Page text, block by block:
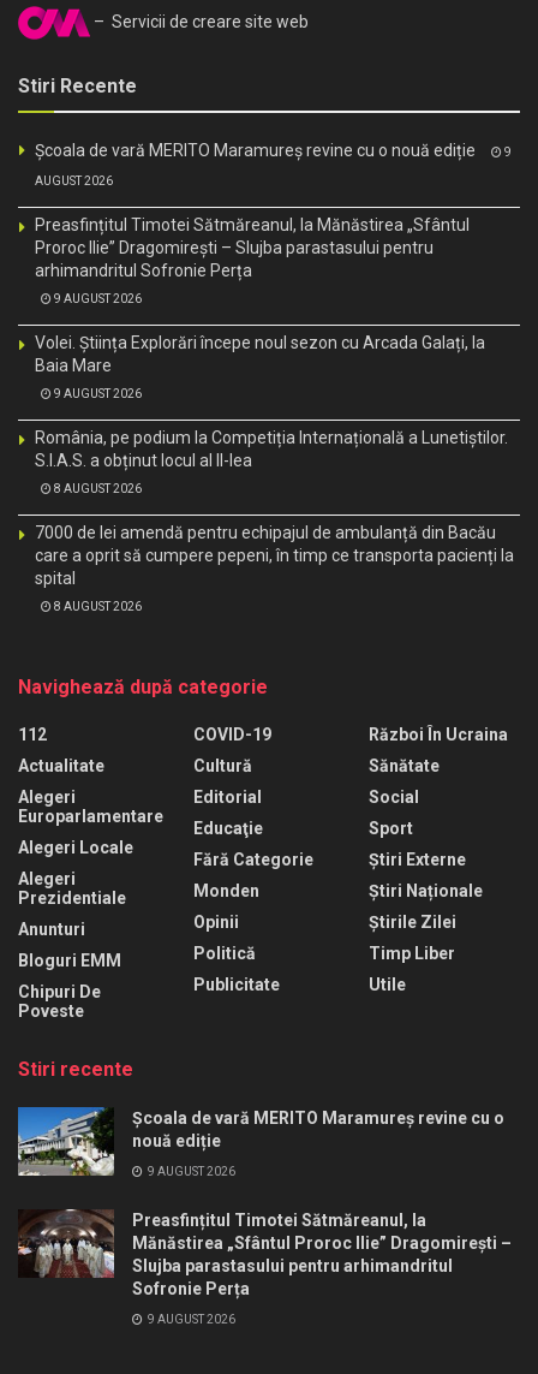
– Servicii de creare site web
Stiri Recente
Școala de vară MERITO Maramureș revine cu o nouă ediție 9
AUGUST 2026
Preasfințitul Timotei Sătmăreanul, la Mănăstirea „Sfântul
Proroc Ilie” Dragomirești – Slujba parastasului pentru
arhimandritul Sofronie Perța
9 AUGUST 2026
Volei. Știința Explorări începe noul sezon cu Arcada Galați, la
Baia Mare
9 AUGUST 2026
România, pe podium la Competiția Internațională a Lunetiștilor.
S.I.A.S. a obținut locul al II-lea
8 AUGUST 2026
7000 de lei amendă pentru echipajul de ambulanță din Bacău
care a oprit să cumpere pepeni, în timp ce transporta pacienți la
spital
8 AUGUST 2026
Navighează după categorie
112
Actualitate
Alegeri
Europarlamentare
Alegeri Locale
Alegeri
Prezidentiale
Anunturi
Bloguri EMM
Chipuri De
Poveste
COVID-19
Cultură
Editorial
Educaţie
Fără Categorie
Monden
Opinii
Politică
Publicitate
Război În Ucraina
Sănătate
Social
Sport
Știri Externe
Știri Naționale
Știrile Zilei
Timp Liber
Utile
Stiri recente
Școala de vară MERITO Maramureș revine cu o
nouă ediție
9 AUGUST 2026
Preasfințitul Timotei Sătmăreanul, la
Mănăstirea „Sfântul Proroc Ilie” Dragomirești –
Slujba parastasului pentru arhimandritul
Sofronie Perța
9 AUGUST 2026